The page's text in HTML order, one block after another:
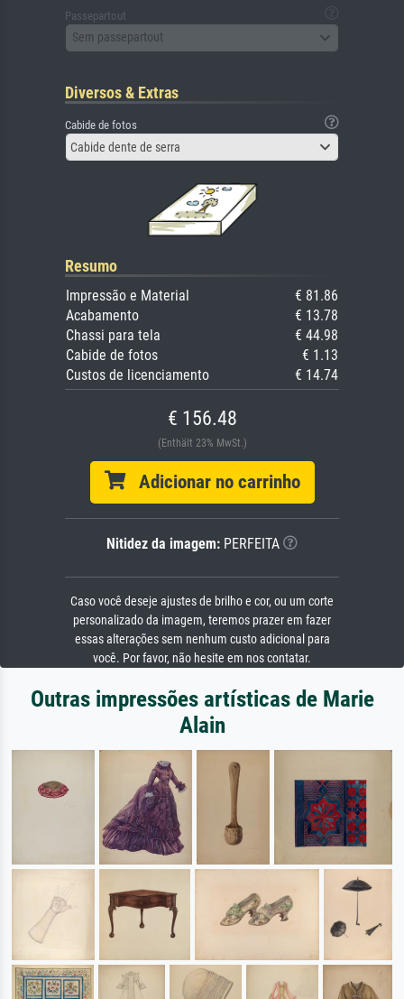
Passepartout
Sem passepartout
Diversos & Extras
Cabide de fotos
Cabide dente de serra
Resumo
Impressão e Material
€ 81.86
Acabamento
€ 13.78
Chassi para tela
€ 44.98
Cabide de fotos
€ 1.13
Custos de licenciamento
€ 14.74
€ 156.48
(Enthält 23% MwSt.)
Adicionar no carrinho
Nitidez da imagem: PERFEITA
Caso você deseje ajustes de brilho e cor, ou um corte
personalizado da imagem, teremos prazer em fazer
essas alterações sem nenhum custo adicional para
você. Por favor, não hesite em nos contatar.
Outras impressões artísticas de Marie
Alain